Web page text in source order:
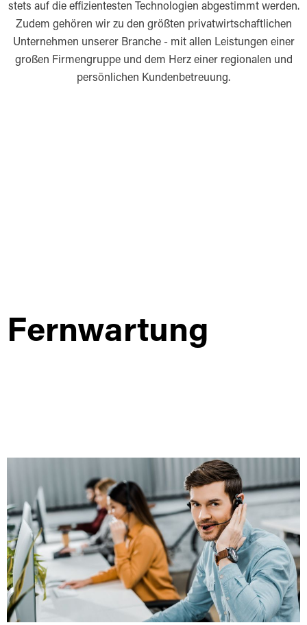
stets auf die effizientesten Technologien abgestimmt werden.
Zudem gehören wir zu den größten privatwirtschaftlichen
Unternehmen unserer Branche - mit allen Leistungen einer
großen Firmengruppe und dem Herz einer regionalen und
persönlichen Kundenbetreuung.
Fernwartung